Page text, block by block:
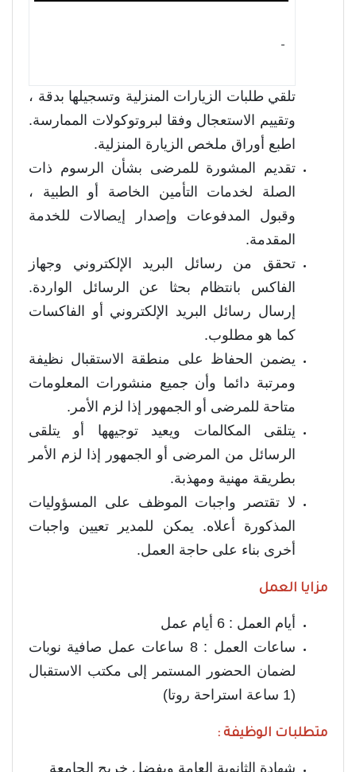
- ‏
تلقي طلبات الزيارات المنزلية وتسجيلها بدقة ،
وتقييم الاستعجال وفقا لبروتوكولات الممارسة.
اطبع أوراق ملخص الزيارة المنزلية.
تقديم المشورة للمرضى بشأن الرسوم ذات
الصلة لخدمات التأمين الخاصة أو الطبية ،
وقبول المدفوعات وإصدار إيصالات للخدمة
المقدمة.
تحقق من رسائل البريد الإلكتروني وجهاز
الفاكس بانتظام بحثا عن الرسائل الواردة.
إرسال رسائل البريد الإلكتروني أو الفاكسات
كما هو مطلوب.
يضمن الحفاظ على منطقة الاستقبال نظيفة
ومرتبة دائما وأن جميع منشورات المعلومات
متاحة للمرضى أو الجمهور إذا لزم الأمر.
يتلقى المكالمات ويعيد توجيهها أو يتلقى
الرسائل من المرضى أو الجمهور إذا لزم الأمر
بطريقة مهنية ومهذبة.
لا تقتصر واجبات الموظف على المسؤوليات
المذكورة أعلاه. يمكن للمدير تعيين واجبات
أخرى بناء على حاجة العمل.
مزايا العمل
أيام العمل : 6 أيام عمل
ساعات العمل : 8 ساعات عمل صافية نوبات
لضمان الحضور المستمر إلى مكتب الاستقبال
(1 ساعة استراحة روتا)
متطلبات الوظيفة :
شهادة الثانوية العامة ويفضل خريج الجامعة